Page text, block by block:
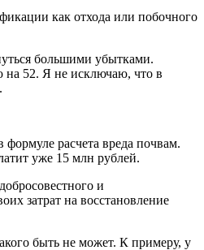
как отхода или побочного
большими убытками.
на 52. Я не исключаю, что в
расчета вреда почвам.
уже 15 млн рублей.
и
затрат на восстановление
быть не может. К примеру, у